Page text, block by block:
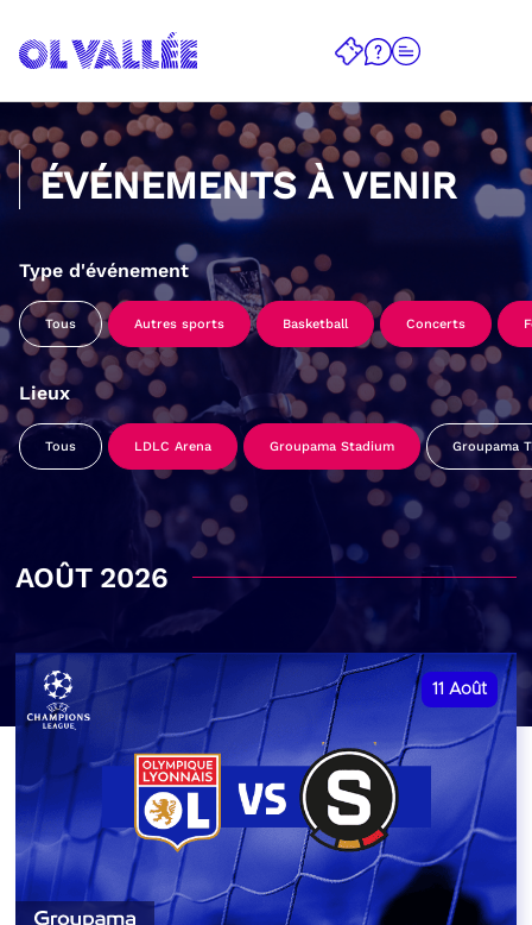
ÉVÉNEMENTS À VENIR
Type d'événement
Tous Autres sports Basketball Concerts
Lieux
Tous LDLC Arena Groupama Stadium Groupama
AOÛT 2026
11 Août